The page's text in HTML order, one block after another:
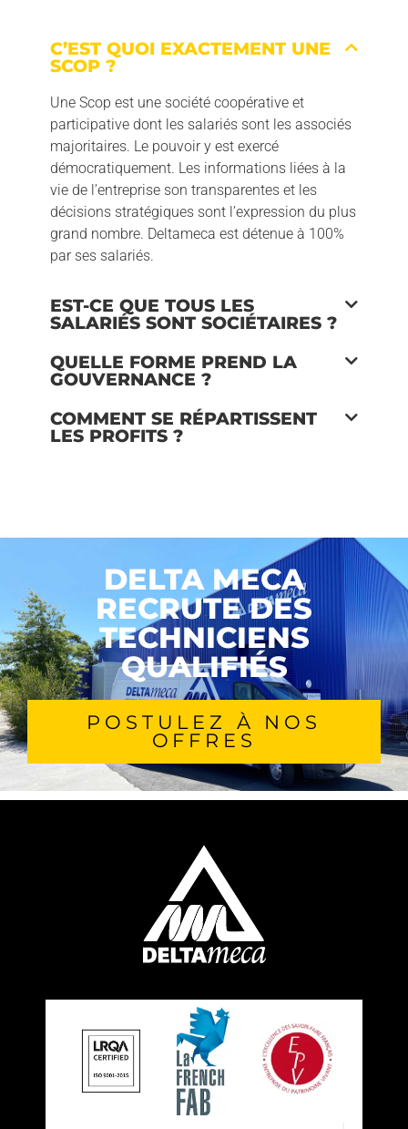
C’EST QUOI EXACTEMENT UNE
SCOP ?
Une Scop est une société coopérative et
participative dont les salariés sont les associés
majoritaires. Le pouvoir y est exercé
démocratiquement. Les informations liées à la
vie de l’entreprise son transparentes et les
décisions stratégiques sont l’expression du plus
grand nombre. Deltameca est détenue à 100%
par ses salariés.
EST-CE QUE TOUS LES
SALARIÉS SONT SOCIÉTAIRES ?
QUELLE FORME PREND LA
GOUVERNANCE ?
COMMENT SE RÉPARTISSENT
LES PROFITS ?
DELTA MECA
RECRUTE DES
TECHNICIENS
QUALIFIÉS
POSTULEZ À NOS
OFFRES